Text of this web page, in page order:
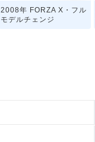
2008年 FORZA X・フル
モデルチェンジ